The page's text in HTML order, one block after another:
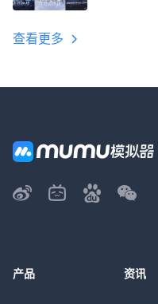
查看更多
产品 资讯